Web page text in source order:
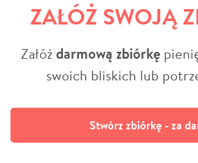
ZAŁÓŻ SWOJĄ
Załóżdarmową zbiórkę
swoich bliskich lub
Stwórz zbiórkę - za